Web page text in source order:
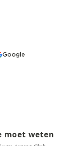
Google
moet weten